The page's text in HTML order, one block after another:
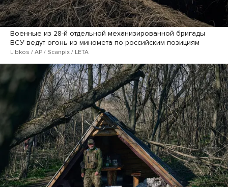
Военные из 28-й отдельной механизированной бригады
ВСУ ведут огонь из миномета по российским позициям
Libkos / AP / Scanpix / LETA